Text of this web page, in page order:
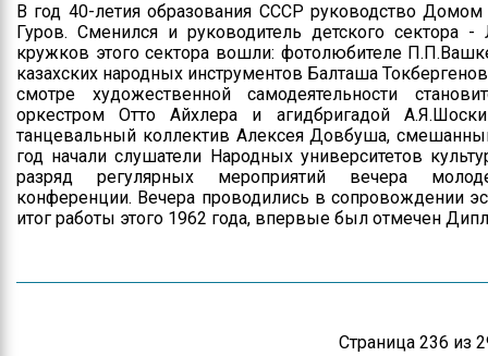
В год 40-летия образования СССР руководство
Гуров. Сменился и руководитель детского
кружков этого сектора вошли: фотолюбителе
казахских народных инструментов Балташа
смотре художественной самодеятельности
оркестром Отто Айхлера и агидбригадой
танцевальный коллектив Алексея Довбуша,
год начали слушатели Народных университетов
разряд регулярных мероприятий вечера
конференции. Вечера проводились в сопровождении
итог работы этого 1962 года, впервые был отмечен
Страница 236 из